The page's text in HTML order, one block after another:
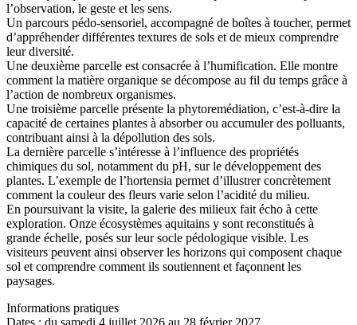
l’observation, le geste et les sens.
Un parcours pédo-sensoriel, accompagné de boîtes à toucher, permet
d’appréhender différentes textures de sols et de mieux comprendre
leur diversité.
Une deuxième parcelle est consacrée à l’humification. Elle montre
comment la matière organique se décompose au fil du temps grâce à
l’action de nombreux organismes.
Une troisième parcelle présente la phytoremédiation, c’est-à-dire la
capacité de certaines plantes à absorber ou accumuler des polluants,
contribuant ainsi à la dépollution des sols.
La dernière parcelle s’intéresse à l’influence des propriétés
chimiques du sol, notamment du pH, sur le développement des
plantes. L’exemple de l’hortensia permet d’illustrer concrètement
comment la couleur des fleurs varie selon l’acidité du milieu.
En poursuivant la visite, la galerie des milieux fait écho à cette
exploration. Onze écosystèmes aquitains y sont reconstitués à
grande échelle, posés sur leur socle pédologique visible. Les
visiteurs peuvent ainsi observer les horizons qui composent chaque
sol et comprendre comment ils soutiennent et façonnent les
paysages.
Informations pratiques